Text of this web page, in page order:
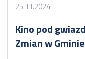
25.11.2024
Kino pod
Zmian w